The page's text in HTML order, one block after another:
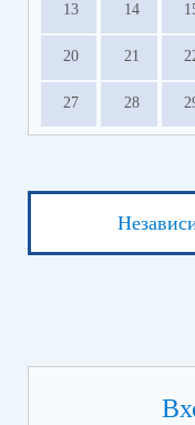
13 14
20 21
27 28